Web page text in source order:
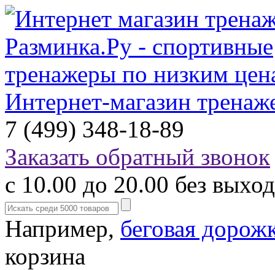
Интернет-магазин
7 (499) 348-18-89
Заказать обратный звонок
с 10.00 до 20.00 без
Например, беговая
корзина